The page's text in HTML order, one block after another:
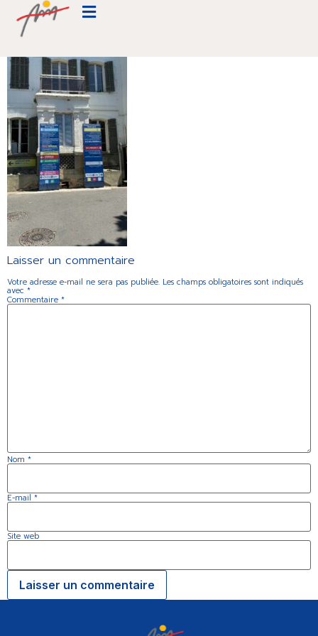
IMG_7099
Laisser un commentaire
Votre adresse e-mail ne sera pas publiée. Les champs obligatoires sont indiqués
avec *
Commentaire *
Nom *
E-mail *
Site web